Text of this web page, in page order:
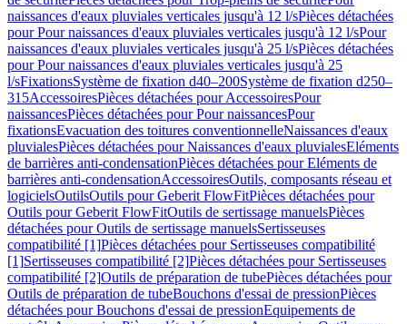
naissances d'eaux pluviales verticales jusqu'à 12 l/sPièces détachées
pour Pour naissances d'eaux pluviales verticales jusqu'à 12 l/sPour
naissances d'eaux pluviales verticales jusqu'à 25 l/sPièces détachées
pour Pour naissances d'eaux pluviales verticales jusqu'à 25
l/sFixationsSystème de fixation d40–200Système de fixation d250–
315AccessoiresPièces détachées pour AccessoiresPour
naissancesPièces détachées pour Pour naissancesPour
fixationsEvacuation des toitures conventionnelleNaissances d'eaux
pluvialesPièces détachées pour Naissances d'eaux pluvialesEléments
de barrières anti-condensationPièces détachées pour Eléments de
barrières anti-condensationAccessoiresOutils, composants réseau et
logicielsOutilsOutils pour Geberit FlowFitPièces détachées pour
Outils pour Geberit FlowFitOutils de sertissage manuelsPièces
détachées pour Outils de sertissage manuelsSertisseuses
compatibilité [1]Pièces détachées pour Sertisseuses compatibilité
[1]Sertisseuses compatibilité [2]Pièces détachées pour Sertisseuses
compatibilité [2]Outils de préparation de tubePièces détachées pour
Outils de préparation de tubeBouchons d'essai de pressionPièces
détachées pour Bouchons d'essai de pressionEquipements de